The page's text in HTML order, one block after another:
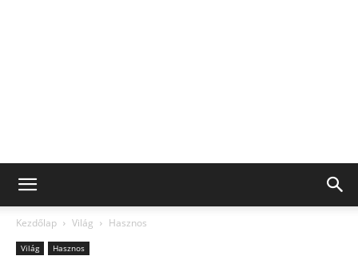
Kezdőlap Világ Hasznos
Világ Hasznos